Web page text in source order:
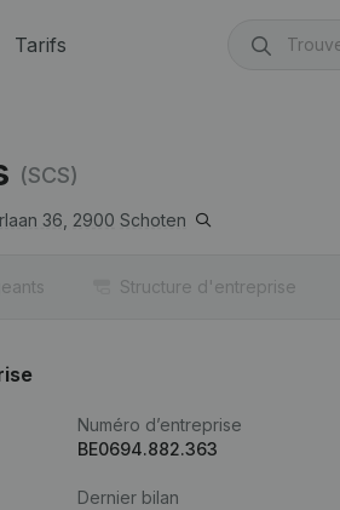
Tarifs
(SCS)
36, 2900 Schoten
Structure d'entreprise
Numéro d’entreprise
BE0694.882.363
Dernier bilan